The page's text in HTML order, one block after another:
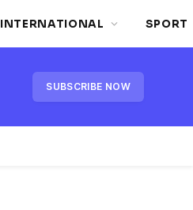
INTERNATIONAL SPORT
SUBSCRIBE NOW